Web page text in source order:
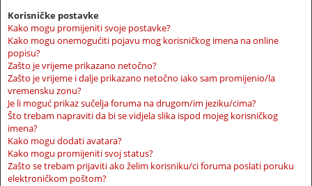
Korisničke postavke
Kako mogu promijeniti svoje postavke?
Kako mogu onemogućiti pojavu mog korisničkog imena na online
popisu?
Zašto je vrijeme prikazano netočno?
Zašto je vrijeme i dalje prikazano netočno iako sam promijenio/la
vremensku zonu?
Je li moguć prikaz sučelja foruma na drugom/im jeziku/cima?
Što trebam napraviti da bi se vidjela slika ispod mojeg korisničkog
imena?
Kako mogu dodati avatara?
Kako mogu promijeniti svoj status?
Zašto se trebam prijaviti ako želim korisniku/ci foruma poslati poruku
elektroničkom poštom?